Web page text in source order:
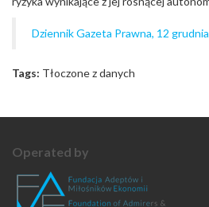
Dziennik Gazeta Prawna, 12
Tags: Tłoczone z danych
Operated by